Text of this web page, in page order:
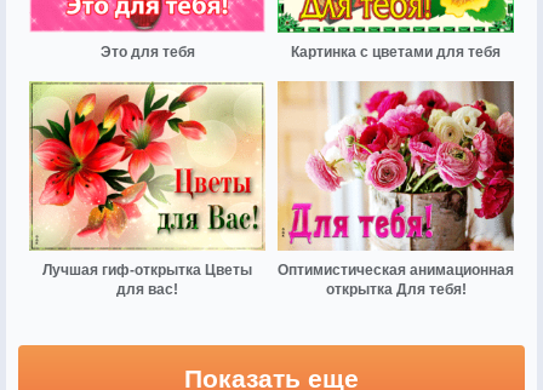
Это для тебя Картинка с цветами для тебя
Лучшая гиф-открытка Цветы
для вас!
Оптимистическая анимационная
открытка Для тебя!
Показать еще